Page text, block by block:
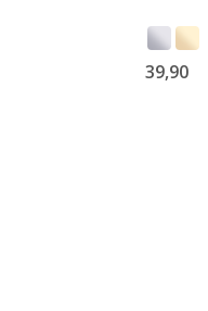
39,90